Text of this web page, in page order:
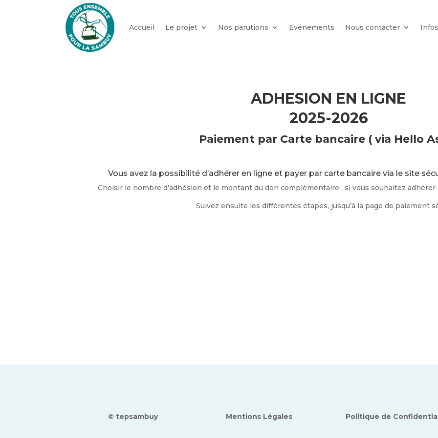
Accueil Le projet Nos parutions Evénements Nous contacter
ADHESION EN LIGNE
2025-2026
Paiement par Carte bancaire ( via Hello
Vous avez la possibilité d’adhérer en ligne et payer par carte bancaire via le site
Choisir le nombre d’adhésion et le montant du don complémentaire , si vous souhaitez
Suivez ensuite les différentes étapes, jusqu’à la page de paiement
© tepsambuy Mentions Légales Politique de